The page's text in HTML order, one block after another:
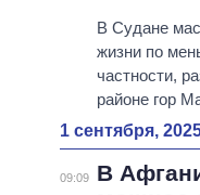
В Судане
жизни по
частности,
районе гор
1 сентября,
09:09
В